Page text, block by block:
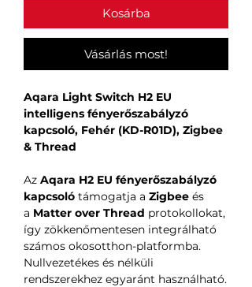
Kosárba
Vásárlás most!
Aqara Light Switch H2 EU
intelligens fényerőszabályzó
kapcsoló, Fehér (KD-R01D), Zigbee
& Thread
Az Aqara H2 EU fényerőszabályzó
kapcsoló támogatja a Zigbee és
a Matter over Thread protokollokat,
így zökkenőmentesen integrálható
számos okosotthon-platformba.
Nullvezetékes és nélküli
rendszerekhez egyaránt használható.